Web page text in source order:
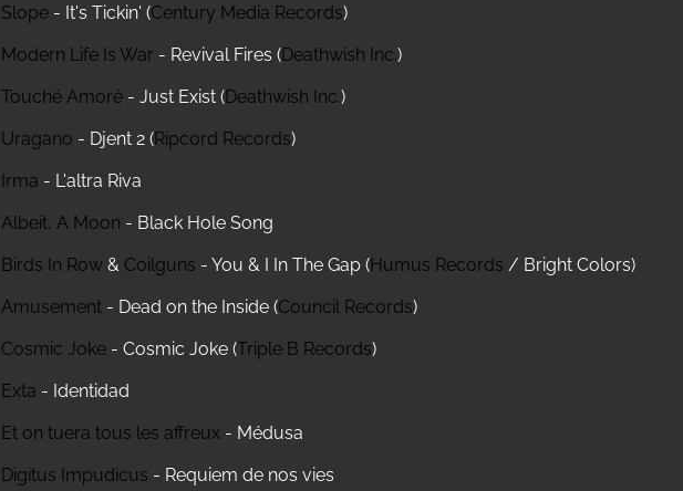
Slope - It's Tickin' (Century Media Records)
Modern Life Is War - Revival Fires (Deathwish Inc.)
Touché Amoré - Just Exist (Deathwish Inc.)
Uragano - Djent 2 (Ripcord Records)
Irma - L'altra Riva
Albeit, A Moon - Black Hole Song
Birds In Row & Coilguns - You & I In The Gap (Humus Records / Bright Colors)
Amusement - Dead on the Inside (Council Records)
Cosmic Joke - Cosmic Joke (Triple B Records)
Exta - Identidad
Et on tuera tous les affreux - Médusa
Digitus Impudicus - Requiem de nos vies